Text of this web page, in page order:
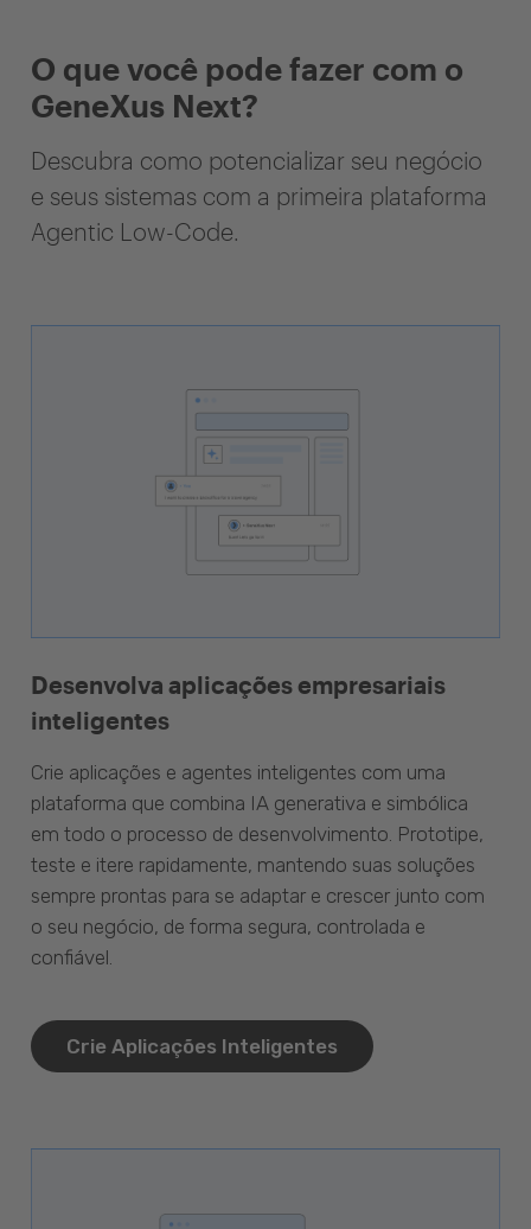
O que você pode fazer com o
GeneXus Next?
Descubra como potencializar seu negócio
e seus sistemas com a primeira plataforma
Agentic Low-Code.
Desenvolva aplicações empresariais
inteligentes
Crie aplicações e agentes inteligentes com uma
plataforma que combina IA generativa e simbólica
em todo o processo de desenvolvimento. Prototipe,
teste e itere rapidamente, mantendo suas soluções
sempre prontas para se adaptar e crescer junto com
o seu negócio, de forma segura, controlada e
confiável.
Crie Aplicações Inteligentes